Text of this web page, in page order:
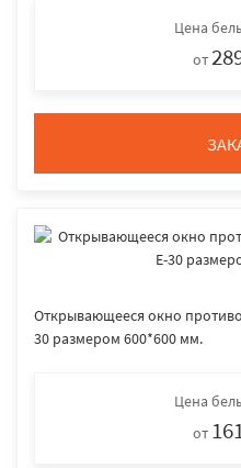
Цена
от
Открывающееся окно
30 размером 600*600 мм.
Цена
от